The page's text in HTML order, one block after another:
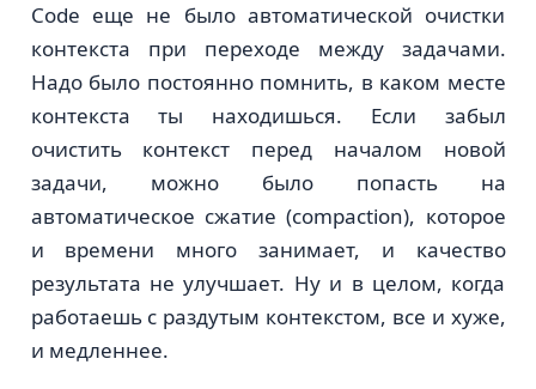
Code еще не было автоматической очистки
контекста при переходе между задачами.
Надо было постоянно помнить, в каком месте
контекста ты находишься. Если забыл
очистить контекст перед началом новой
задачи, можно было попасть на
автоматическое сжатие (compaction), которое
и времени много занимает, и качество
результата не улучшает. Ну и в целом, когда
работаешь с раздутым контекстом, все и хуже,
и медленнее.